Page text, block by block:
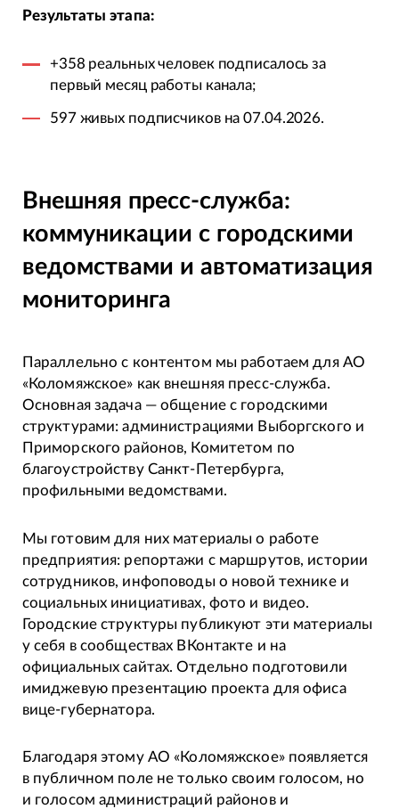
Результаты этапа:
+358 реальных человек подписалось за
первый месяц работы канала;
597 живых подписчиков на 07.04.2026.
Внешняя пресс-служба:
коммуникации с городскими
ведомствами и автоматизация
мониторинга
Параллельно с контентом мы работаем для АО
«Коломяжское» как внешняя пресс-служба.
Основная задача — общение с городскими
структурами: администрациями Выборгского и
Приморского районов, Комитетом по
благоустройству Санкт-Петербурга,
профильными ведомствами.
Мы готовим для них материалы о работе
предприятия: репортажи с маршрутов, истории
сотрудников, инфоповоды о новой технике и
социальных инициативах, фото и видео.
Городские структуры публикуют эти материалы
у себя в сообществах ВКонтакте и на
официальных сайтах. Отдельно подготовили
имиджевую презентацию проекта для офиса
вице-губернатора.
Благодаря этому АО «Коломяжское» появляется
в публичном поле не только своим голосом, но
и голосом администраций районов и